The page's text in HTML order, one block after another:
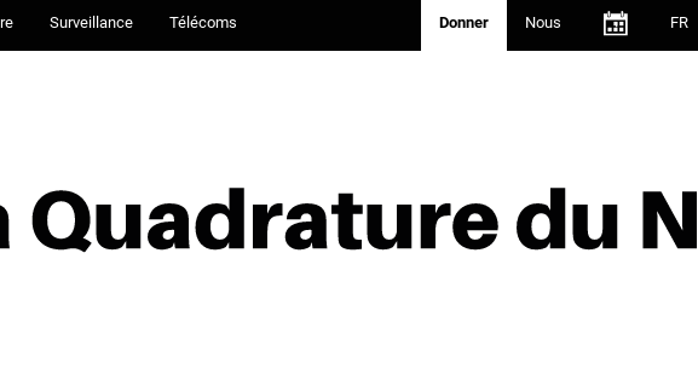
Surveillance Télécoms Donner Nous · FR